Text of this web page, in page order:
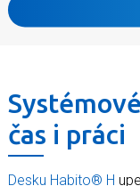
čas i práci
Desku Habito® H